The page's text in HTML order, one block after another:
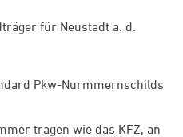
für Neustadt a. d.
Pkw-Nurmmernschilds
tragen wie das KFZ, an